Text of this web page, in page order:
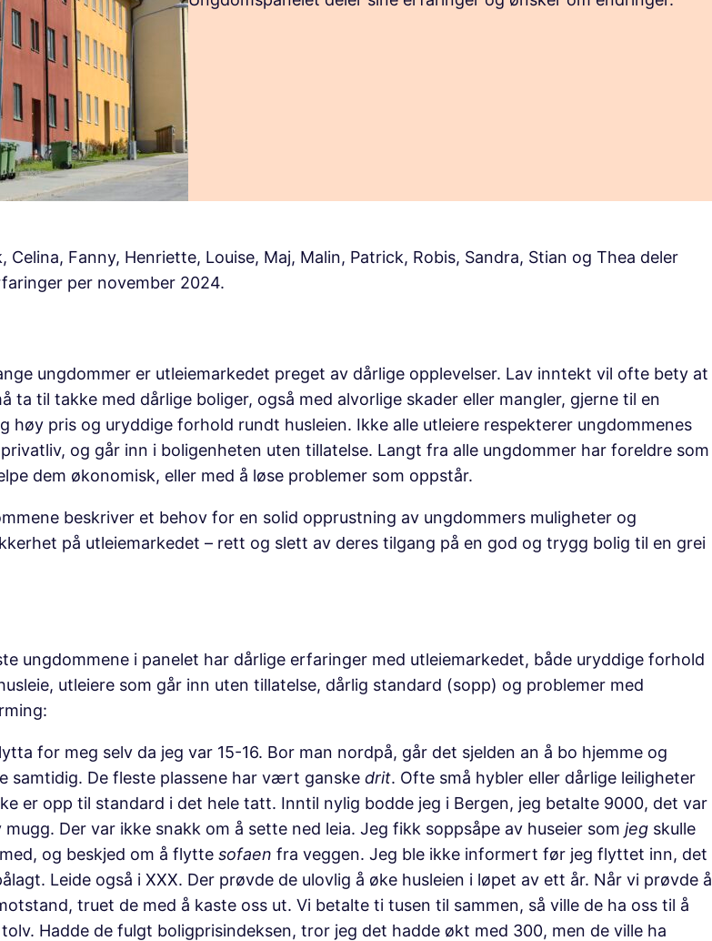
Celina, Fanny, Henriette, Louise, Maj, Malin, Patrick, Robis, Sandra, Stian og Thea deler
per november 2024.
ungdommer er utleiemarkedet preget av dårlige opplevelser. Lav inntekt vil ofte bety at
ta til takke med dårlige boliger, også med alvorlige skader eller mangler, gjerne til en
høy pris og uryddige forhold rundt husleien. Ikke alle utleiere respekterer ungdommenes
og går inn i boligenheten uten tillatelse. Langt fra alle ungdommer har foreldre som
dem økonomisk, eller med å løse problemer som oppstår.
beskriver et behov for en solid opprustning av ungdommers muligheter og
på utleiemarkedet – rett og slett av deres tilgang på en god og trygg bolig til en grei
ungdommene i panelet har dårlige erfaringer med utleiemarkedet, både uryddige forhold
utleiere som går inn uten tillatelse, dårlig standard (sopp) og problemer med
for meg selv da jeg var 15-16. Bor man nordpå, går det sjelden an å bo hjemme og
samtidig. De fleste plassene har vært ganske drit. Ofte små hybler eller dårlige leiligheter
er opp til standard i det hele tatt. Inntil nylig bodde jeg i Bergen, jeg betalte 9000, det var
mugg. Der var ikke snakk om å sette ned leia. Jeg fikk soppsåpe av huseier som jeg skulle
og beskjed om å flytte sofaen fra veggen. Jeg ble ikke informert før jeg flyttet inn, det
Leide også i XXX. Der prøvde de ulovlig å øke husleien i løpet av ett år. Når vi prøvde å
truet de med å kaste oss ut. Vi betalte ti tusen til sammen, så ville de ha oss til å
Hadde de fulgt boligprisindeksen, tror jeg det hadde økt med 300, men de ville ha